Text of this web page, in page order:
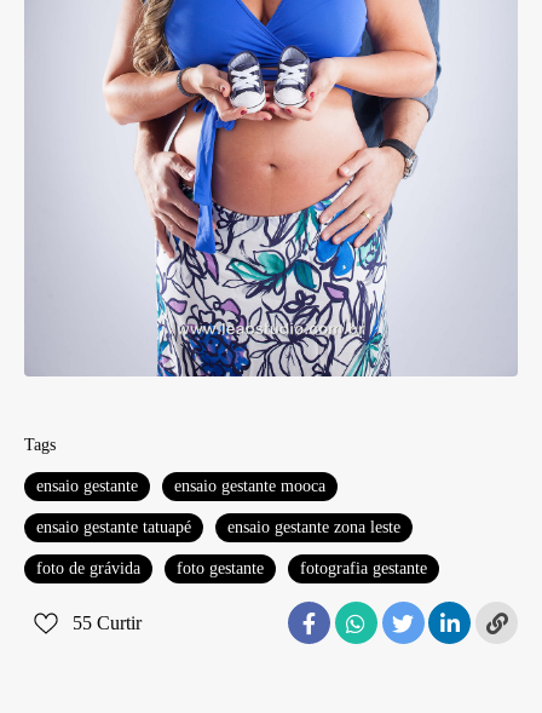
Tags
ensaio gestante ensaio gestante mooca
ensaio gestante tatuapé ensaio gestante zona leste
foto de grávida foto gestante fotografia gestante
55 Curtir